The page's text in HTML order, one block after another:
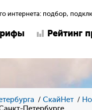
интернета: подбор,
Рейтинг
СкайНет